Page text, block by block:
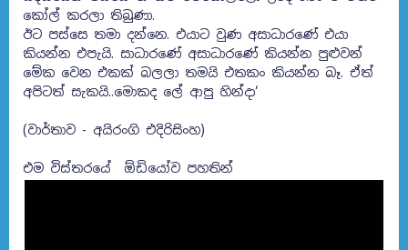
කෝල් කරලා තිබුණා.
ඊට පස්සෙ තමා දන්නෙ. එයාට වුණ අසාධාරණේ එයා
කියන්න එපැයි. සාධාරණේ අසාධාරණේ කියන්න පුළුවන්
මේක වෙන එකක් බලලා තමයි එතකං කියන්න බෑ. ඒත්
අපිටත් සැකයි..මොකද ලේ ආපු හින්දා‘
(වාර්තාව - අයිරංගි එදිරිසිංහ)
එම විස්තරයේ ඕඩියෝව පහතින්